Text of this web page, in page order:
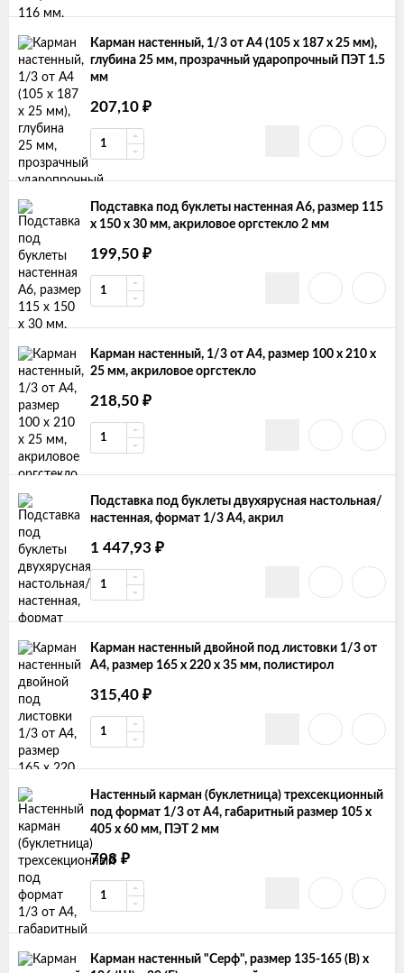
Карман настенный, 1/3 от А4 (105 x 187 x 25 мм),
глубина 25 мм, прозрачный ударопрочный ПЭТ 1.5
мм
207,10 ₽
Подставка под буклеты настенная А6, размер 115
х 150 х 30 мм, акриловое оргстекло 2 мм
199,50 ₽
Карман настенный, 1/3 от А4, размер 100 х 210 х
25 мм, акриловое оргстекло
218,50 ₽
Подставка под буклеты двухярусная настольная/
настенная, формат 1/3 А4, акрил
1 447,93 ₽
Карман настенный двойной под листовки 1/3 от
А4, размер 165 х 220 х 35 мм, полистирол
315,40 ₽
Настенный карман (буклетница) трехсекционный
под формат 1/3 от А4, габаритный размер 105 х
405 х 60 мм, ПЭТ 2 мм
798 ₽
Карман настенный "Серф", размер 135-165 (В) х